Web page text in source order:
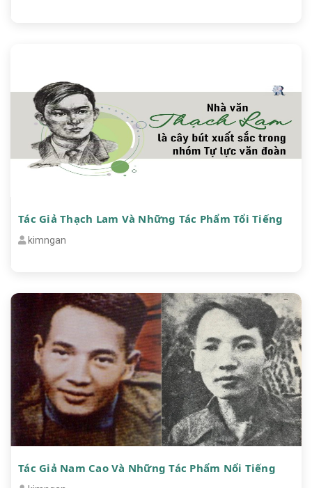
Tác Giả Thạch Lam Và Những Tác Phẩm Tổi Tiếng
kimngan
Tác Giả Nam Cao Và Những Tác Phẩm Nổi Tiếng